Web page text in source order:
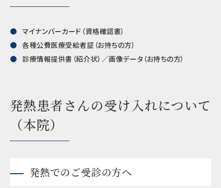
マイナンバーカード（資格確認書）
各種公費医療受給者証（お持ちの方）
診療情報提供書（紹介状）／画像データ（お持ちの方）
発熱患者さんの受け入れについて
（本院）
発熱でのご受診の方へ